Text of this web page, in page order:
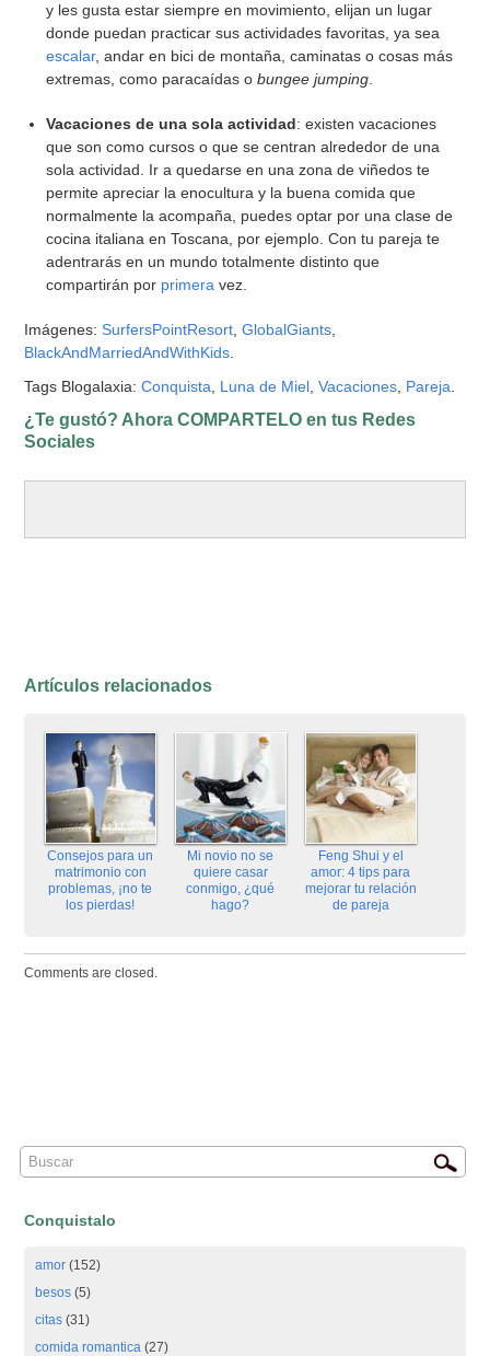
y les gusta estar siempre en movimiento, elijan un lugar
donde puedan practicar sus actividades favoritas, ya sea
escalar, andar en bici de montaña, caminatas o cosas más
extremas, como paracaídas obungee jumping
Vacaciones de una sola actividad: existen vacaciones
que son como cursos o que se centran alrededor de una
sola actividad. Ir a quedarse en una zona de viñedos te
permite apreciar la enocultura y la buena comida que
normalmente la acompaña, puedes optar por una clase de
cocina italiana en Toscana, por ejemplo. Con tu pareja te
adentrarás en un mundo totalmente distinto que
compartirán por primera vez.
Imágenes:SurfersPointResort ,GlobalGiants
BlackAndMarriedAndWithKids
Tags Blogalaxia:Conquista Luna de Miel ,Vacaciones Pareja
¿Te gustó? Ahora COMPARTELO en tus Redes
Sociales
Artículos relacionados
Consejos para un
matrimonio con
problemas, ¡no te
los pierdas!
Mi novio no se
quiere casar
conmigo, ¿qué
hago?
Feng Shui y el
amor: 4 tips para
mejorar tu relación
de pareja
Comments are closed.
Conquistalo
amor (152)
besos (5)
citas (31)
comida romantica (27)